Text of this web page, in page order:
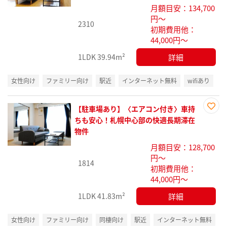
録
2310
月額目安：134,700
円～
初期費用他：
44,000円～
1LDK39.94m² 詳細
女性向け ファミリー向け 駅近 インターネット無料 wifiあり
録
【駐車場あり】〈エアコン付き〉車持
ちも安心！札幌中心部の快適長期滞在
物件
1814
月額目安：128,700
円～
初期費用他：
44,000円～
1LDK41.83m² 詳細
女性向け ファミリー向け 同棲向け 駅近 インターネット無料